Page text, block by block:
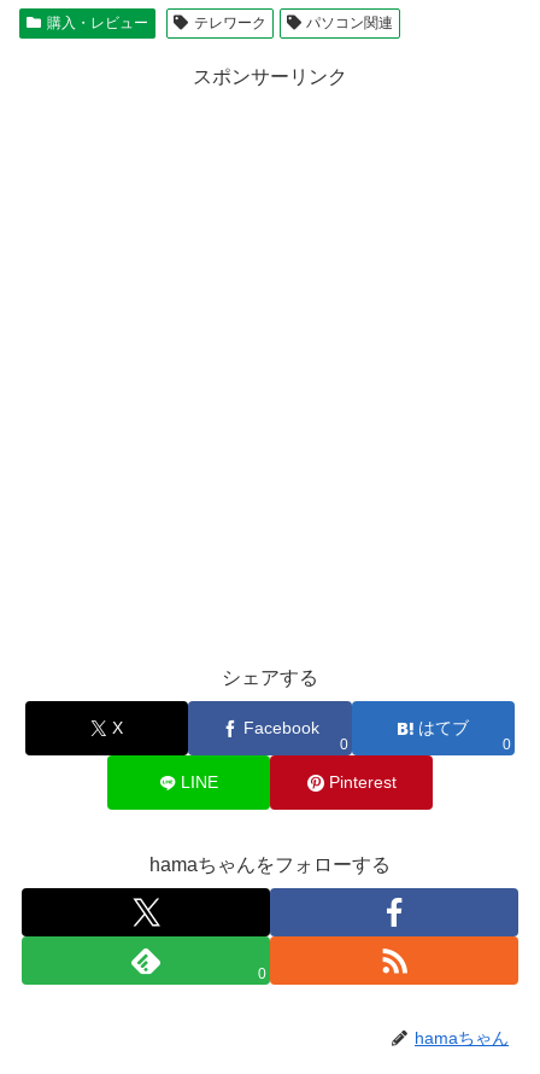
購入・レビュー テレワーク パソコン関連
スポンサーリンク
シェアする
X Facebook
0
はてブ
0
LINE Pinterest
hamaちゃんをフォローする
0
hamaちゃん